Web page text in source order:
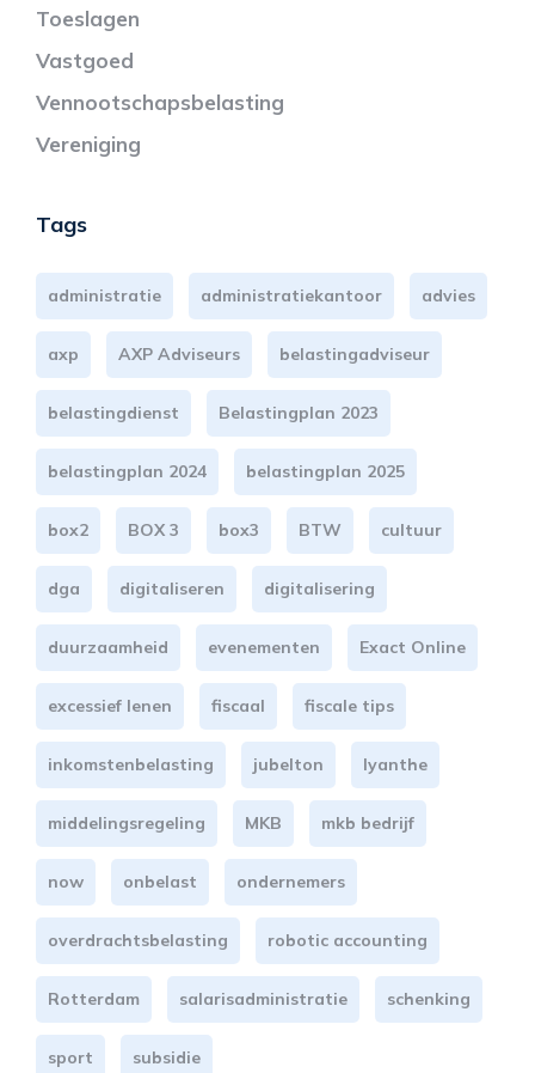
Toeslagen
Vastgoed
Vennootschapsbelasting
Vereniging
Tags
administratie administratiekantoor advies
axp AXP Adviseurs belastingadviseur
belastingdienst Belastingplan 2023
belastingplan 2024 belastingplan 2025
box2 BOX 3 box3 BTW cultuur
dga digitaliseren digitalisering
duurzaamheid evenementen Exact Online
excessief lenen fiscaal fiscale tips
inkomstenbelasting jubelton lyanthe
middelingsregeling MKB mkb bedrijf
now onbelast ondernemers
overdrachtsbelasting robotic accounting
Rotterdam salarisadministratie schenking
sport subsidie